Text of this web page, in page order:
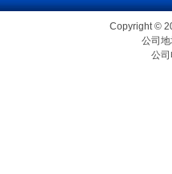
Copyright ©
公司
公